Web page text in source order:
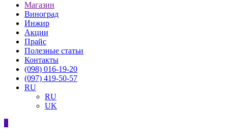
Виноградник
Дашевских
Саженцы
черенки
винограда
Магазин
Виноград
Инжир
Акции
Прайс
Полезные статьи
Контакты
(098) 016-19-20
(097) 419-50-57
RU
RU
UK
0